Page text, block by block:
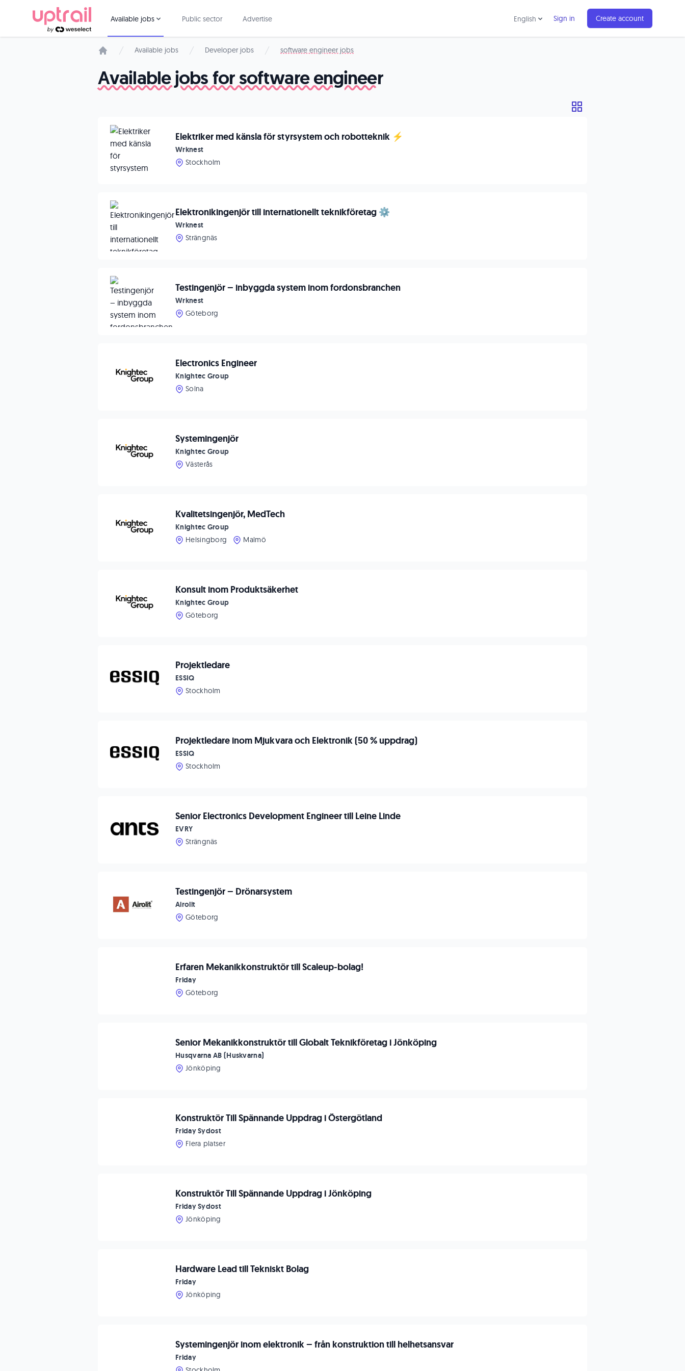
Available jobs Public sector Advertise English Sign in Create account
Available jobs Developer jobs software engineer jobs
Available jobs for software engineer
Elektriker med känsla för styrsystem och robotteknik ⚡
Wrknest
Stockholm
Elektronikingenjör till internationellt teknikföretag ⚙️
Wrknest
Strängnäs
Testingenjör – inbyggda system inom fordonsbranchen
Wrknest
Göteborg
Electronics Engineer
Knightec Group
Solna
Systemingenjör
Knightec Group
Västerås
Kvalitetsingenjör, MedTech
Knightec Group
Helsingborg
Malmö
Konsult inom Produktsäkerhet
Knightec Group
Göteborg
Projektledare
ESSIQ
Stockholm
Projektledare inom Mjukvara och Elektronik (50 % uppdrag)
ESSIQ
Stockholm
Senior Electronics Development Engineer till Leine Linde
EVRY
Strängnäs
Testingenjör – Drönarsystem
Airolit
Göteborg
Erfaren Mekanikkonstruktör till Scaleup-bolag!
Friday
Göteborg
Senior Mekanikkonstruktör till Globalt Teknikföretag i Jönköping
Husqvarna AB (Huskvarna)
Jönköping
Konstruktör Till Spännande Uppdrag i Östergötland
Friday Sydost
Flera platser
Konstruktör Till Spännande Uppdrag i Jönköping
Friday Sydost
Jönköping
Hardware Lead till Tekniskt Bolag
Friday
Jönköping
Systemingenjör inom elektronik – från konstruktion till helhetsansvar
Friday